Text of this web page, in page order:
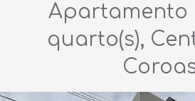
Apartamento
quarto(s),